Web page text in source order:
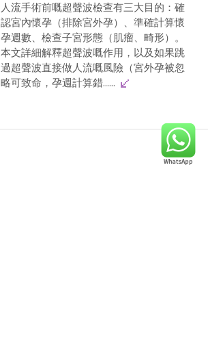
人流手術前嘅超聲波檢查有三大目的：確
認宮內懷孕（排除宮外孕）、準確計算懷
孕週數、檢查子宮形態（肌瘤、畸形）。
本文詳細解釋超聲波嘅作用，以及如果跳
過超聲波直接做人流嘅風險（宮外孕被忽
略可致命，孕週計算錯......